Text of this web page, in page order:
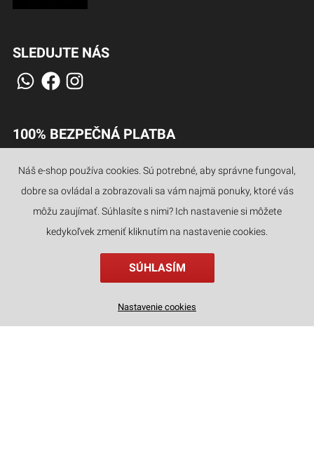
SLEDUJTE NÁS
100% BEZPEČNÁ PLATBA
JAZYKY
Náš e-shop používa cookies. Sú potrebné, aby správne fungoval,
dobre sa ovládal a zobrazovali sa vám najmä ponuky, ktoré vás
môžu zaujímať. Súhlasíte s nimi? Ich nastavenie si môžete
kedykoľvek zmeniť kliknutím na nastavenie cookies.
SÚHLASÍM
Nastavenie cookies